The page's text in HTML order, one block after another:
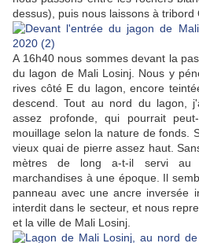
dessus), puis nous laissons à tribord
A 16h40 nous sommes devant la
du lagon de Mali Losinj. Nous y
rives côté E du lagon, encore
descend. Tout au nord du lagon,
assez profonde, qui pourrait
mouillage selon la nature de fonds.
vieux quai de pierre assez haut.
mètres de long a-t-il servi au
marchandises à une époque. Il
panneau avec une ancre inversée
interdit dans le secteur, et nous
et la ville de Mali Losinj.